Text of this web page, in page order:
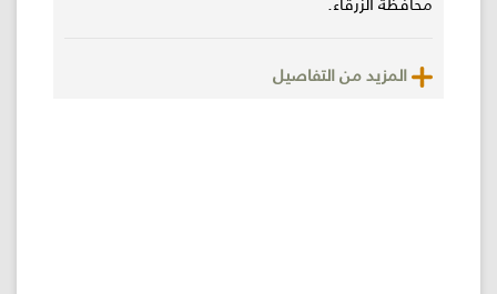
المزيد من التفاصيل